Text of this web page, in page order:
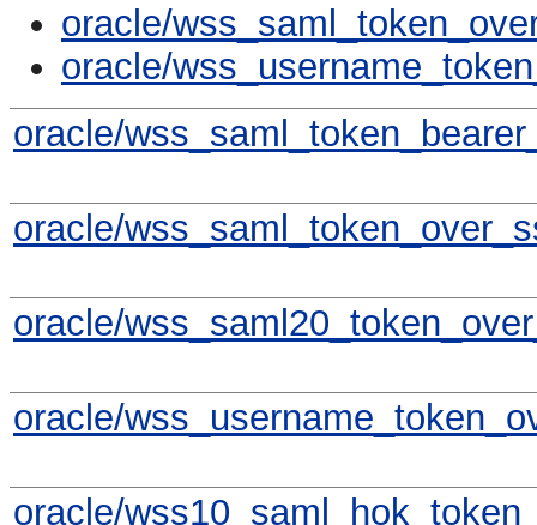
oracle/
oracle/
oracle/
oracle/
oracle/
oracle/
oracle/